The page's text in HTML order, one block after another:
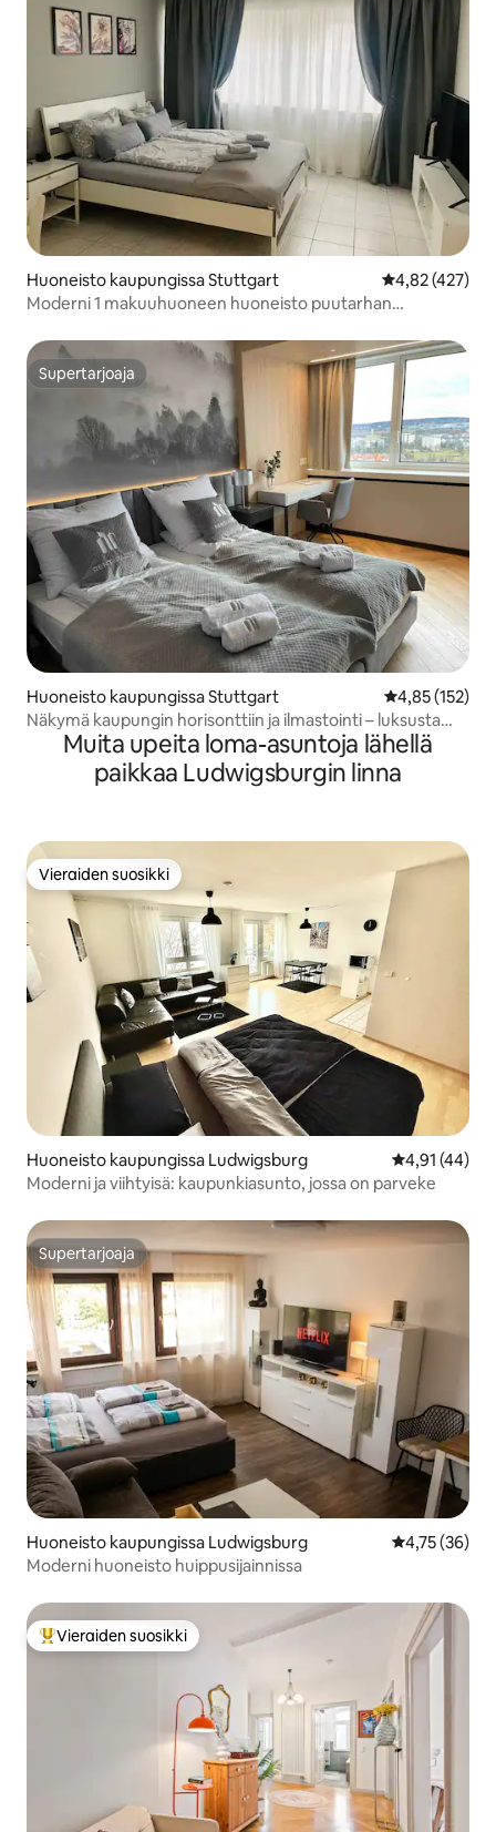
Huoneisto kaupungissa Stuttgart
4,82 (427)
Moderni 1 makuuhuoneen huoneisto puutarhan
Supertarjoaja
Supertarjoaja
Huoneisto kaupungissa Stuttgart
4,85 (152)
Näkymä kaupungin horisonttiin ja ilmastointi – luksusta
Stuttgartissa
Muita upeita loma-asuntoja lähellä
paikkaa Ludwigsburgin linna
Vieraiden suosikki
Vieraiden suosikki
Huoneisto kaupungissa Ludwigsburg
4,91 (44)
Moderni ja viihtyisä: kaupunkiasunto, jossa on parveke
Supertarjoaja
Supertarjoaja
Huoneisto kaupungissa Ludwigsburg
4,75 (36)
Moderni huoneisto huippusijainnissa
Vieraiden suosikkien parhaimmistoa
Vieraiden suosikki